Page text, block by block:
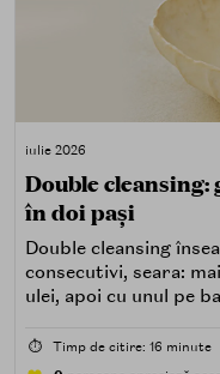
iulie 2026
Double
în doi pași
Double cleansing
consecutivi, seara:
ulei, apoi cu unul pe
poluare. Al doilea
⏱️ Timp de citire: 16 minute